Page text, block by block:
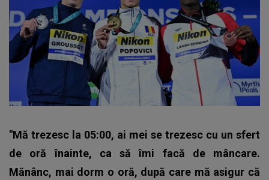
"Mă trezesc la 05:00, ai mei se trezesc cu un sfert
de oră înainte, ca să îmi facă de mâncare.
Mănânc, mai dorm o oră, după care mă asigur că